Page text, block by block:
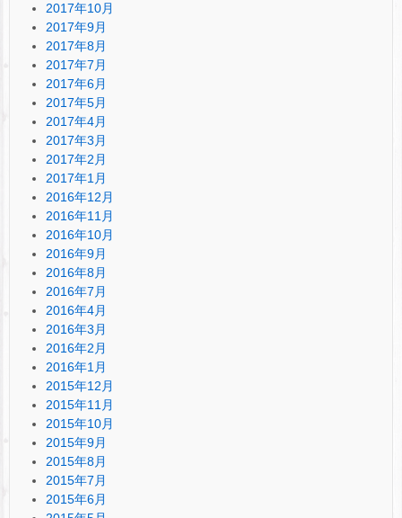
2017年10月
2017年9月
2017年8月
2017年7月
2017年6月
2017年5月
2017年4月
2017年3月
2017年2月
2017年1月
2016年12月
2016年11月
2016年10月
2016年9月
2016年8月
2016年7月
2016年4月
2016年3月
2016年2月
2016年1月
2015年12月
2015年11月
2015年10月
2015年9月
2015年8月
2015年7月
2015年6月